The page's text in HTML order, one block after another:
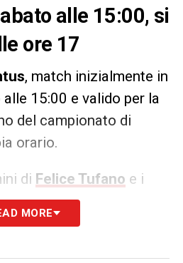
alle 15:00, si
ore 17
, match inizialmente in
15:00 e valido per la
del campionato di
orario.
di Felice Tufano e i
terrà lunedì alle 17:00.
per i giovani
MORE